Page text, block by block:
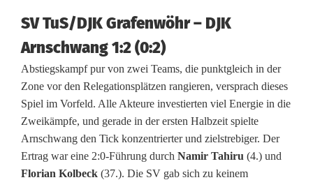
t
z
e
n
s
SV TuS/DJK Grafenwöhr – DJK
Arnschwang 1:2 (0:2)
Abstiegskampf pur von zwei Teams, die punktgleich in der
Zone vor den Relegationsplätzen rangieren, versprach dieses
Spiel im Vorfeld. Alle Akteure investierten viel Energie in die
Zweikämpfe, und gerade in der ersten Halbzeit spielte
Arnschwang den Tick konzentrierter und zielstrebiger. Der
Ertrag war eine 2:0-Führung durch Namir Tahiru (4.) und
Florian Kolbeck (37.). Die SV gab sich zu keinem